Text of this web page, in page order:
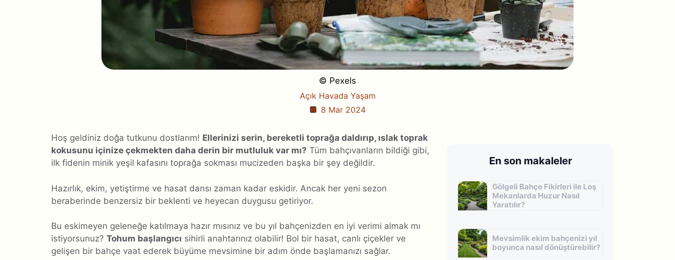
© Pexels
Açık Havada Yaşam
8 Mar 2024
Hoş geldiniz doğa tutkunu dostlarım! Ellerinizi serin, bereketli toprağa daldırıp, ıslak toprak
kokusunu içinize çekmekten daha derin bir mutluluk var mı? Tüm bahçıvanların bildiği gibi,
ilk fidenin minik yeşil kafasını toprağa sokması mucizeden başka bir şey değildir.
Hazırlık, ekim, yetiştirme ve hasat dansı zaman kadar eskidir. Ancak her yeni sezon
beraberinde benzersiz bir beklenti ve heyecan duygusu getiriyor.
Bu eskimeyen geleneğe katılmaya hazır mısınız ve bu yıl bahçenizden en iyi verimi almak mı
istiyorsunuz? Tohum başlangıcı sihirli anahtarınız olabilir! Bol bir hasat, canlı çiçekler ve
gelişen bir bahçe vaat ederek büyüme mevsimine bir adım önde başlamanızı sağlar.
En son makaleler
Gölgeli Bahçe Fikirleri ile Loş
Mekanlarda Huzur Nasıl
Yaratılır?
Mevsimlik ekim bahçenizi yıl
boyunca nasıl dönüştürebilir?